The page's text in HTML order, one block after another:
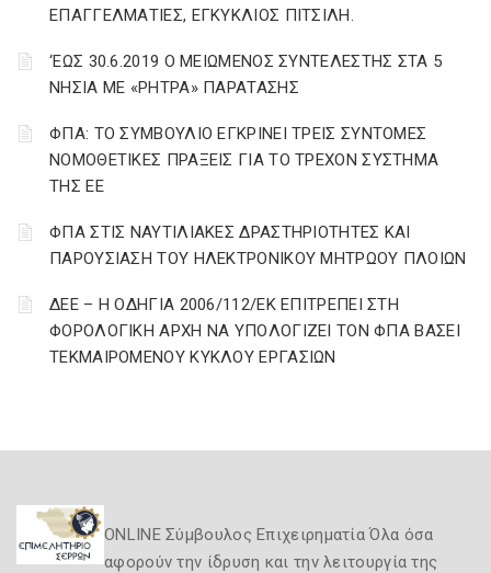
ΕΠΑΓΓΕΛΜΑΤΙΕΣ, ΕΓΚΥΚΛΙΟΣ ΠΙΤΣΙΛΗ.
‘ΕΩΣ 30.6.2019 Ο ΜΕΙΩΜΕΝΟΣ ΣΥΝΤΕΛΕΣΤΗΣ ΣΤΑ 5
ΝΗΣΙΑ ΜΕ «ΡΗΤΡΑ» ΠΑΡΑΤΑΣΗΣ
ΦΠΑ: ΤΟ ΣΥΜΒΟΥΛΙΟ ΕΓΚΡΙΝΕΙ ΤΡΕΙΣ ΣΥΝΤΟΜΕΣ
ΝΟΜΟΘΕΤΙΚΕΣ ΠΡΑΞΕΙΣ ΓΙΑ ΤΟ ΤΡΕΧΟΝ ΣΥΣΤΗΜΑ
ΤΗΣ ΕΕ
ΦΠΑ ΣΤΙΣ ΝΑΥΤΙΛΙΑΚΕΣ ΔΡΑΣΤΗΡΙΟΤΗΤΕΣ ΚΑΙ
ΠΑΡΟΥΣΙΑΣΗ ΤΟΥ ΗΛΕΚΤΡΟΝΙΚΟΥ ΜΗΤΡΩΟΥ ΠΛΟΙΩΝ
ΔΕΕ – Η ΟΔΗΓΙΑ 2006/112/ΕΚ ΕΠΙΤΡΕΠΕΙ ΣΤΗ
ΦΟΡΟΛΟΓΙΚΗ ΑΡΧΗ ΝΑ ΥΠΟΛΟΓΙΖΕΙ ΤΟΝ ΦΠΑ ΒΑΣΕΙ
ΤΕΚΜΑΙΡΟΜΕΝΟΥ ΚΥΚΛΟΥ ΕΡΓΑΣΙΩΝ
ONLINE Σύμβουλος Επιχειρηματία Όλα όσα
αφορούν την ίδρυση και την λειτουργία της